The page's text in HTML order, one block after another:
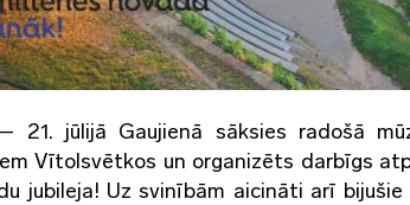
21. jūlijā Gaujienā sāksies radošā
Vītolsvētkos un organizēts darbīgs
jubileja! Uz svinībām aicināti arī